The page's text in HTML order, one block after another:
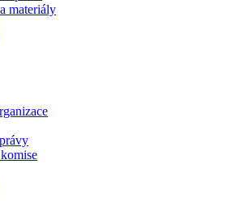
materiály